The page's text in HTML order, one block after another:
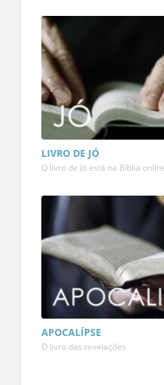
LIVRO DE JÓ
O livro de Jó está na Bíblia
APOCALÍPSE
O livro das revelações